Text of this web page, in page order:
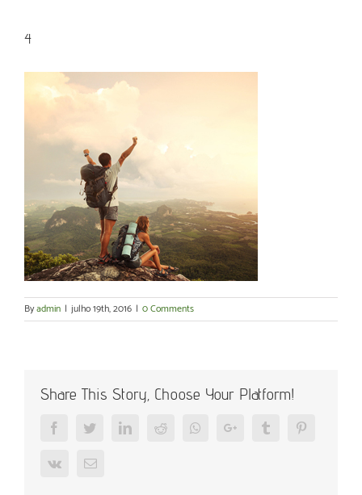
4
Byadmin | julho 19th, 2016 | 0 Comments
Share This Story, Choose Your Platform!